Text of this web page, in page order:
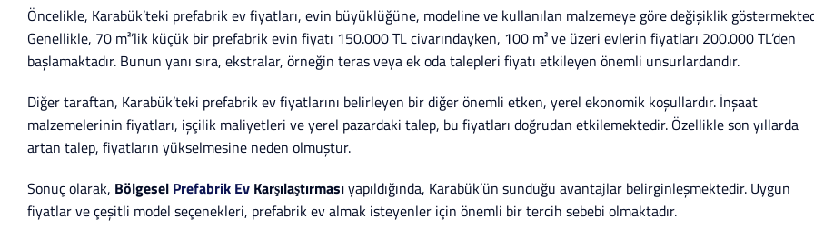
Öncelikle, Karabük’teki prefabrik ev fiyatları, evin büyüklüğüne, modeline ve kullanılan malzemeye göre değişiklik
Genellikle, 70 m²’lik küçük bir prefabrik evin fiyatı 150.000 TL civarındayken, 100 m² ve üzeri evlerin fiyatları 200.000 TL’den
başlamaktadır. Bunun yanı sıra, ekstralar, örneğin teras veya ek oda talepleri fiyatı etkileyen önemli unsurlardandır.
Diğer taraftan, Karabük’teki prefabrik ev fiyatlarını belirleyen bir diğer önemli etken, yerel ekonomik koşullardır. İnşaat
malzemelerinin fiyatları, işçilik maliyetleri ve yerel pazardaki talep, bu fiyatları doğrudan etkilemektedir. Özellikle son yıllarda
artan talep, fiyatların yükselmesine neden olmuştur.
Sonuç olarak, Bölgesel Prefabrik Ev Karşılaştırmasıyapıldığında, Karabük’ün sunduğu avantajlar belirginleşmektedir. Uygun
fiyatlar ve çeşitli model seçenekleri, prefabrik ev almak isteyenler için önemli bir tercih sebebi olmaktadır.